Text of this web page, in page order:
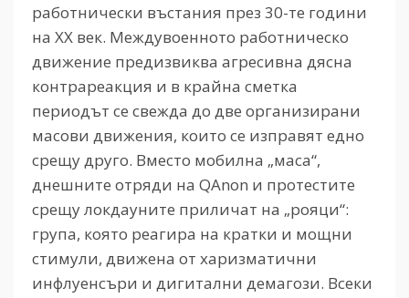
работнически въстания през 30-те години
на ХХ век. Междувоенното работническо
движение предизвиква агресивна дясна
контрареакция и в крайна сметка
периодът се свежда до две организирани
масови движения, които се изправят едно
срещу друго. Вместо мобилна „маса“,
днешните отряди на QAnon и протестите
срещу локдауните приличат на „рояци“:
група, която реагира на кратки и мощни
стимули, движена от харизматични
инфлуенсъри и дигитални демагози. Всеки